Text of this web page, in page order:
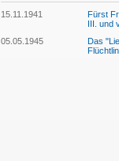
15.11.1941
Fürst
III. und
05.05.1945
Das